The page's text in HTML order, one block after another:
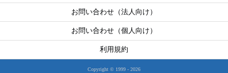
お問い合わせ（法人向け）
お問い合わせ（個人向け）
利用規約
Copyright © 1999 - 2026